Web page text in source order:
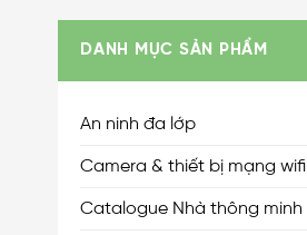
DANH MỤC SẢN PHẨM
An ninh đa lớp
Camera & thiết bị mạng wifi
Catalogue Nhà thông minh